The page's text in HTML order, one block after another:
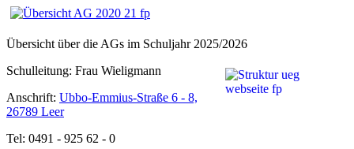
Übersicht über die AGs im Schuljahr 2025/2026
Schulleitung: Frau Wieligmann
Anschrift: Ubbo-Emmius-Straße 6 - 8,
26789 Leer
Tel: 0491 - 925 62 - 0